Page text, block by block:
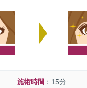
施術時間 ：15分